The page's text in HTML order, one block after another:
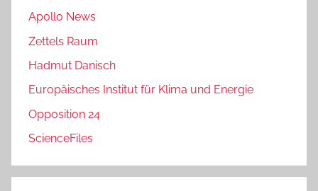
Apollo News
Zettels Raum
Hadmut Danisch
Europäisches Institut für Klima und Energie
Opposition 24
ScienceFiles